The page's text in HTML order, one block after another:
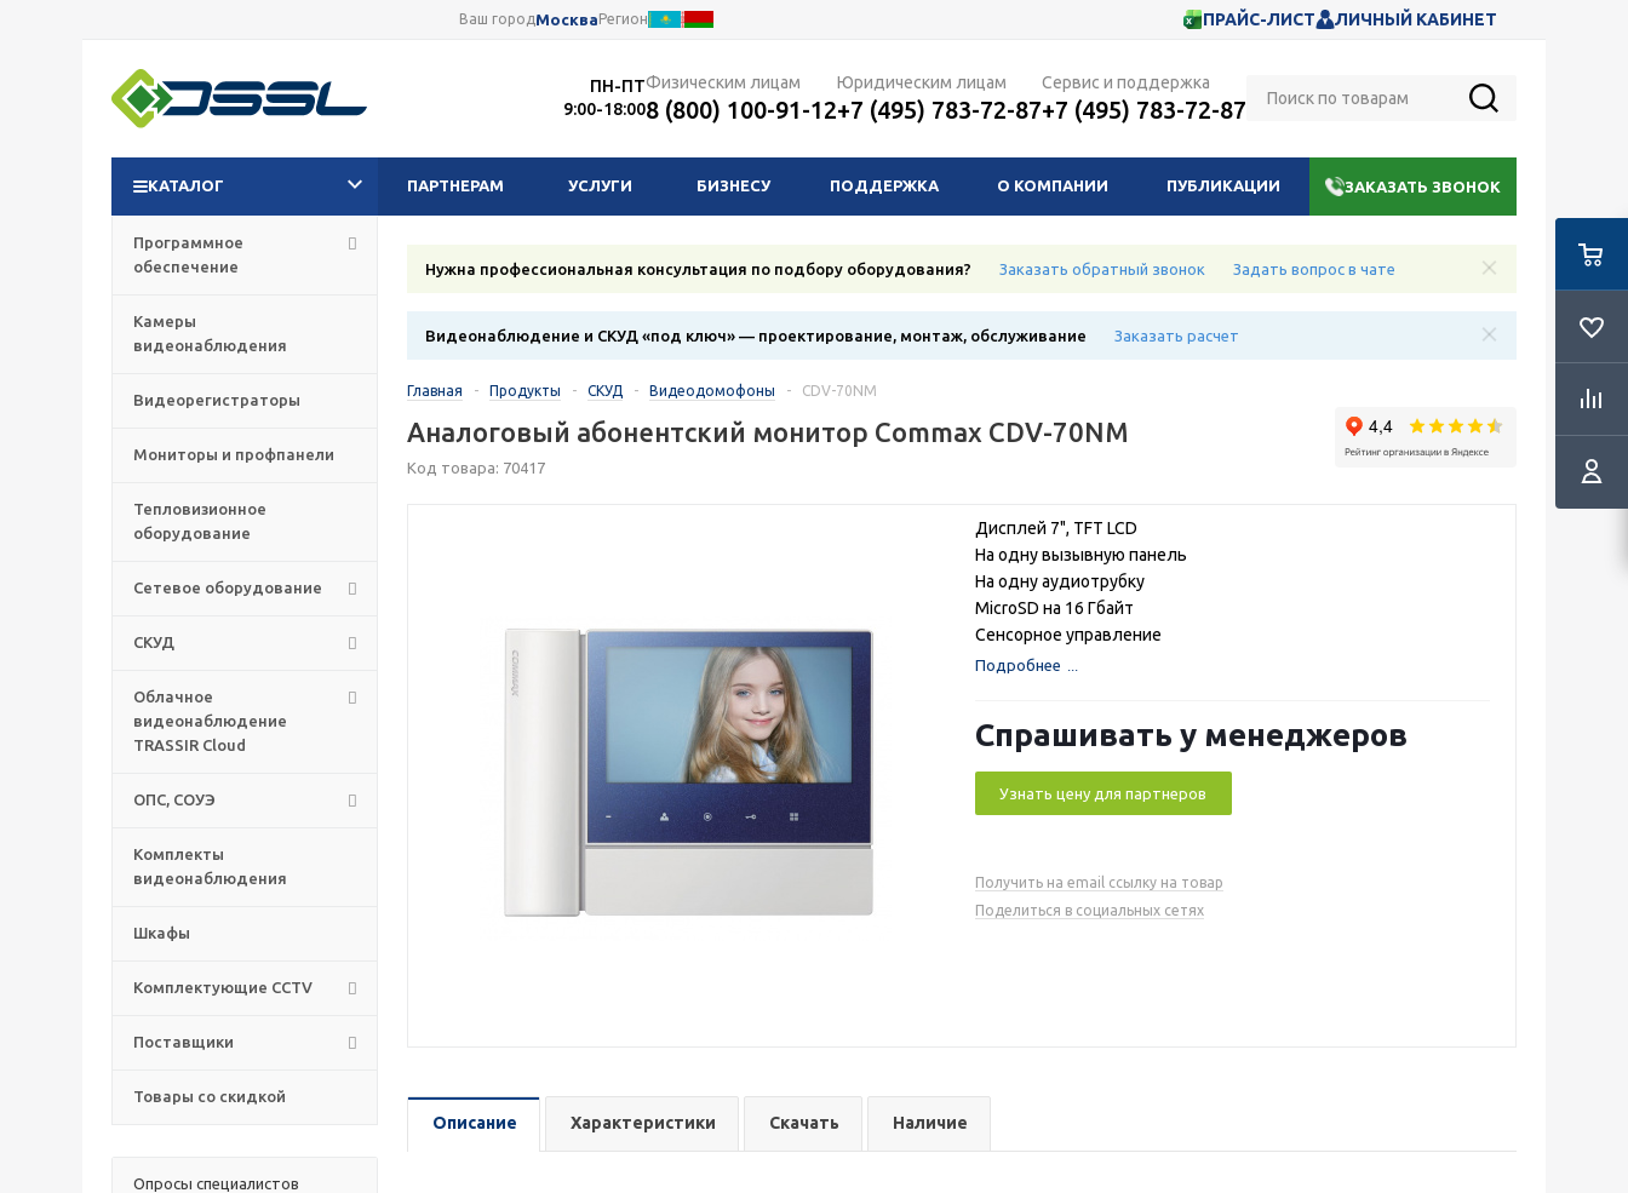
Ваш городМоскваРегион ПРАЙС-ЛИСТ ЛИЧНЫЙ КАБИНЕТ
ПН-ПТ
9:00-18:00
Физическим лицам
8 (800) 100-91-12
Юридическим лицам
+7 (495) 783-72-87
Сервис и поддержка
+7 (495) 783-72-87
КАТАЛОГ ПАРТНЕРАМ УСЛУГИ БИЗНЕСУ ПОДДЕРЖКА О КОМПАНИИ ПУБЛИКАЦИИ ЗАКАЗАТЬ ЗВОНОК
Программное
обеспечение
Камеры
видеонаблюдения
Видеорегистраторы
Мониторы и профпанели
Тепловизионное
оборудование
Сетевое оборудование
СКУД
Облачное
видеонаблюдение
TRASSIR Cloud
ОПС, СОУЭ
Комплекты
видеонаблюдения
Шкафы
Комплектующие CCTV
Поставщики
Товары со скидкой
Опросы специалистов
Нужна профессиональная консультация по подбору оборудования? Заказать обратный звонок Задать вопрос в чате
Видеонаблюдение и СКУД «под ключ» — проектирование, монтаж, обслуживание Заказать расчет
Главная - Продукты - СКУД - Видеодомофоны - CDV-70NM
Аналоговый абонентский монитор Commax CDV-70NM
Код товара: 70417
Дисплей 7", TFT LCD
На одну вызывную панель
На одну аудиотрубку
MicroSD на 16 Гбайт
Сенсорное управление
Подробнее
Спрашивать у менеджеров
Узнать цену для партнеров
Получить на email ссылку на товар
Поделиться в социальных сетях
Описание Характеристики Скачать Наличие